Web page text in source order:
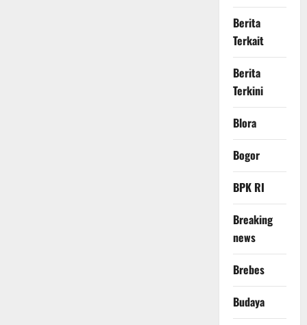
Berita
Terkait
Berita
Terkini
Blora
Bogor
BPK RI
Breaking
news
Brebes
Budaya